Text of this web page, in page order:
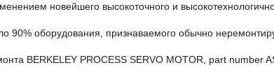
новейшего высокоточного и
90% оборудования, признаваемого обычно
BERKELEY PROCESS SERVO MOTOR, part number